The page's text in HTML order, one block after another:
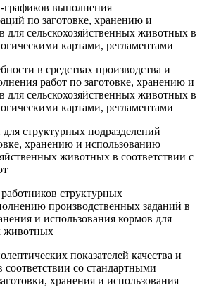
графиков выполнения
по заготовке, хранению и
для сельскохозяйственных животных в
картами, регламентами
в средствах производства и
работ по заготовке, хранению и
для сельскохозяйственных животных в
картами, регламентами
для структурных подразделений
хранению и использованию
животных в соответствии с
структурных
производственных заданий в
и использования кормов для
животных
показателей качества и
соответствии со стандартными
хранения и использования